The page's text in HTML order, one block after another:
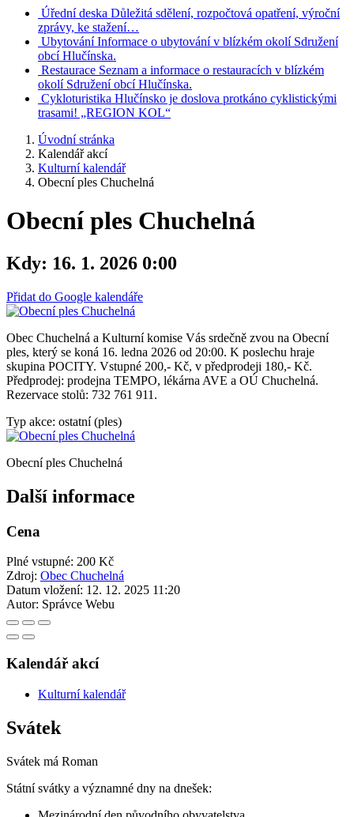
Úřední deska Důležitá sdělení, rozpočtová opatření, výroční
zprávy, ke stažení…
Ubytování Informace o ubytování v blízkém okolí Sdružení
obcí Hlučínska.
Restaurace Seznam a informace o restauracích v blízkém
okolí Sdružení obcí Hlučínska.
Cykloturistika Hlučínsko je doslova protkáno cyklistickými
trasami! „REGION KOL“
Úvodní stránka
Kalendář akcí
Kulturní kalendář
Obecní ples Chuchelná
Obecní ples Chuchelná
Kdy: 16. 1. 2026 0:00
Přidat do Google kalendáře
Obec Chuchelná a Kulturní komise Vás srdečně zvou na Obecní
ples, který se koná 16. ledna 2026 od 20:00. K poslechu hraje
skupina POCITY. Vstupné 200,- Kč, v předprodeji 180,- Kč.
Předprodej: prodejna TEMPO, lékárna AVE a OÚ Chuchelná.
Rezervace stolů: 732 761 911.
Typ akce: ostatní (ples)
Obecní ples Chuchelná
Další informace
Cena
Plné vstupné: 200 Kč
Zdroj: Obec Chuchelná
Datum vložení: 12. 12. 2025 11:20
Autor: Správce Webu
Kalendář akcí
Kulturní kalendář
Svátek
Svátek má Roman
Státní svátky a významné dny na dnešek: